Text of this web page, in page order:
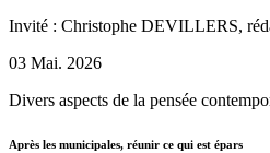
Invité : Christophe DEVILLERS,
03 Mai. 2026
Divers aspects de la pensée
Après les municipales, réunir ce qui est épars